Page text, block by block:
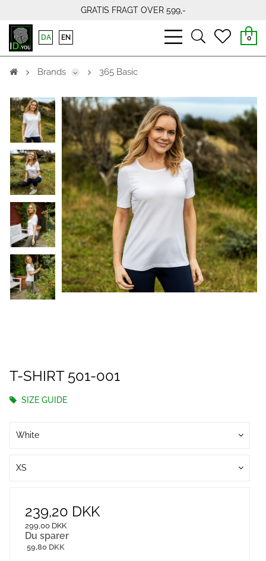
GRATIS FRAGT OVER 599,-
bars
light
searchheart
0
DA EN
Brands 365 Basic
T-SHIRT 501-001
SIZE GUIDE
White
XS
239,20 DKK
299,00 DKK
Du sparer
59,80 DKK